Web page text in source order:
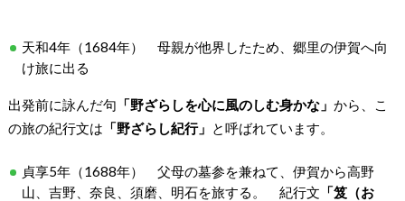
天和4年（1684年） 母親が他界したため、郷里の伊賀へ向
け旅に出る
出発前に詠んだ句 「野ざらしを心に風のしむ身かな」 から、こ
の旅の紀行文は 「野ざらし紀行」 と呼ばれています。
貞享5年（1688年） 父母の墓参を兼ねて、伊賀から高野
山、吉野、奈良、須磨、明石を旅する。 紀行文 「笈（お